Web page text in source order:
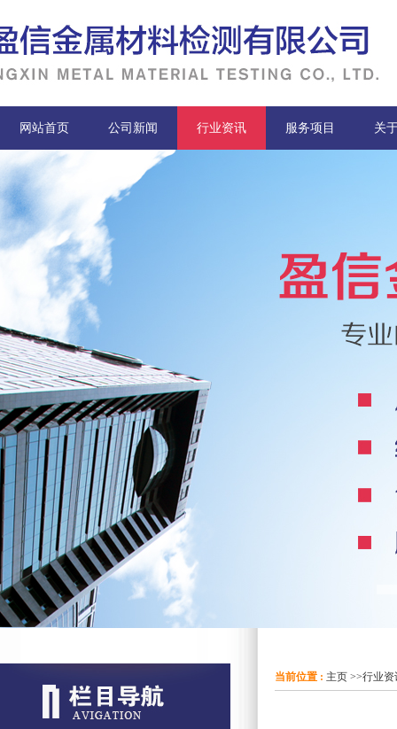
网站首页 公司新闻 行业资讯 服务项目 关
当前位置 : 主页 >>行业资